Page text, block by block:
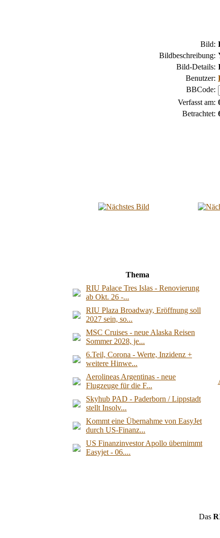
Bild:
Bildbeschreibung:
Bild-Details:
Benutzer:
BBCode:
Verfasst am:
Betrachtet:
Thema
RIU Palace Tres Islas - Renovierung
ab Okt. 26 -...
RIU Plaza Broadway, Eröffnung soll
2027 sein, so...
MSC Cruises - neue Alaska Reisen
Sommer 2028, je...
6.Teil, Corona - Werte, Inzidenz +
weitere Hinwe...
Aerolineas Argentinas - neue
Flugzeuge für die F...
Skyhub PAD - Paderborn / Lippstadt
stellt Insolv...
Kommt eine Übernahme von EasyJet
durch US-Finanz...
US Finanzinvestor Apollo übernimmt
Easyjet - 06....
Das